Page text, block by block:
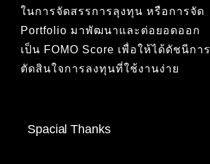
ในการจัดสรรการลุงทุน หรือการจัด
Portfolio มาพัฒนาและต่อยอดออก
เป็น FOMO Score เพื่อให้ได้ดัชนีการ
ตัดสินใจการลงทุนที่ใช้งานง่าย
Spacial Thanks